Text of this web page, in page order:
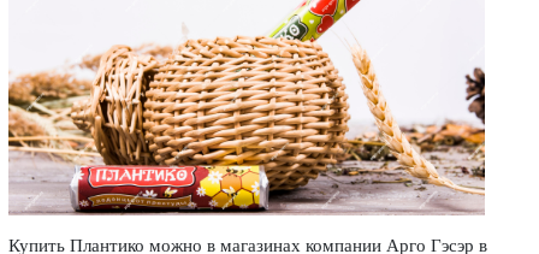
Купить Плантико можно в магазинах компании Арго Гэсэр в